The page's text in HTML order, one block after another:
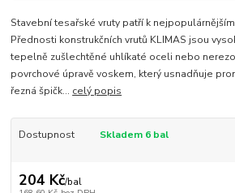
Stavební tesařské vruty patří k
Přednosti konstrukčních vrutů KLIMAS jsou
tepelně zušlechtěné uhlíkaté oceli nebo
povrchové úpravě voskem, který usnadňuje
řezná špičk... celý popis
Dostupnost Skladem 6 bal
204 Kč/bal